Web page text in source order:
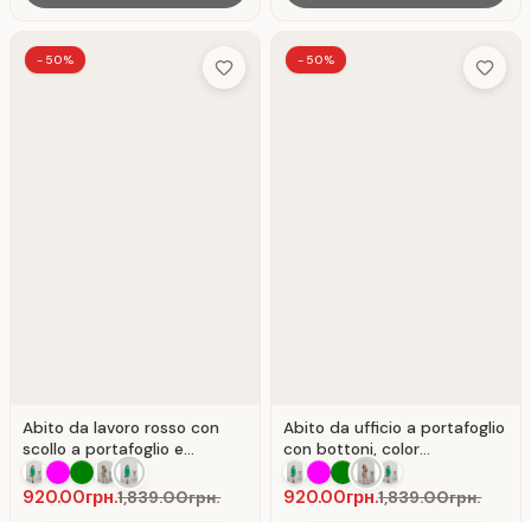
-50%
Add to Wish List
Abito da lavoro rosso con
scollo a portafoglio e
maniche lunghe . Rosso.
920.00грн.1,839.00грн.
-50%
Add to
Abito da ufficio a portafoglio
con bottoni, color
cappuccino.
920.00грн.1,839.00грн.